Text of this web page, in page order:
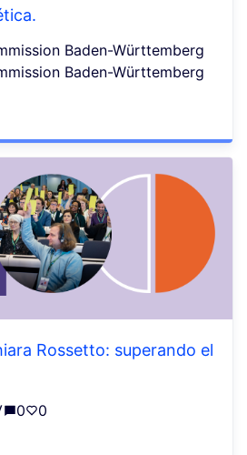
Baden-Württemberg
Baden-Württemberg
Rossetto: superando el
0 0